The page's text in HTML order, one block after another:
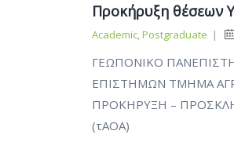
Προκήρυξη θέσεων
Academic,Postgraduate |
ΓΕΩΠΟΝΙΚΟ
ΕΠΙΣΤΗΜΩΝ ΤΜΗΜΑ
ΠΡΟΚΗΡΥΞΗ –
(τΑΟΑ)